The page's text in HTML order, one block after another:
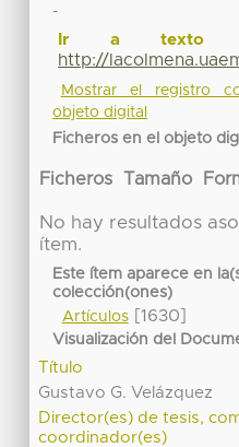
-
Ir a texto
http://
Mostrar el registro
objeto digital
Ficheros en el objeto
Ficheros Tamaño
No hay resultados
ítem.
Este ítem aparece en
colección(ones)
Artículos[1630]
Visualización del
Título
Gustavo G. Velázquez
Director(es) de tesis,
coordinador(es)